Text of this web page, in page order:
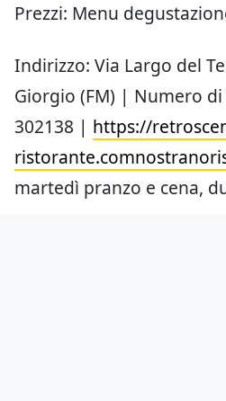
Prezzi: Menu
Indirizzo: Via Largo del
Giorgio (FM) | Numero
302138 | https://
martedì pranzo e cena,